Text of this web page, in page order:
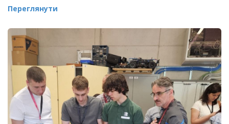
Переглянути